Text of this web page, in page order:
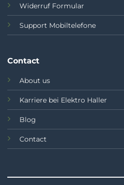
Widerruf Formular
Support Mobiltelefone
Contact
About us
Karriere bei Elektro Haller
Blog
Contact